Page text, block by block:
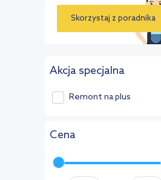
Skorzystaj z poradnika
Akcja specjalna
Remont na plus
Cena